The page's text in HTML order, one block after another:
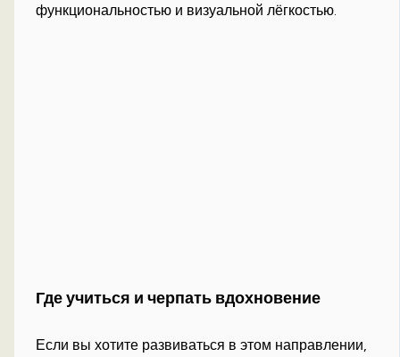
функциональностью и визуальной лёгкостью.
Где учиться и черпать вдохновение
Если вы хотите развиваться в этом направлении,